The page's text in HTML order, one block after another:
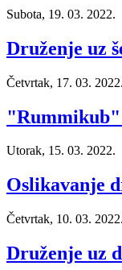
Subota, 19. 03. 2022.
Druženje uz
Četvrtak, 17. 03. 2022.
"Rummikub"
Utorak, 15. 03. 2022.
Oslikavanje
Četvrtak, 10. 03. 2022.
Druženje uz